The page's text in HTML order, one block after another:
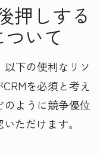
押しする
いて
下の便利なリソ
を必須と考え
のように競争優位
ただけます。